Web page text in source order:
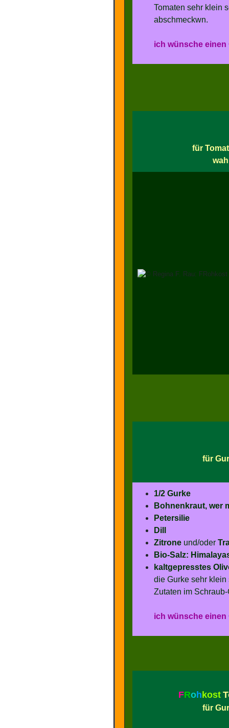
Tomaten sehr klein
abschmeckwn.
ich wünsche einen
für
für
1/2 Gurke
Bohnenkraut, wer
Petersilie
Dill
Zitrone und/oder
Bio-Salz:
kaltgepresstes
die Gurke sehr
Zutaten im
ich wünsche einen
FRoh kost
für